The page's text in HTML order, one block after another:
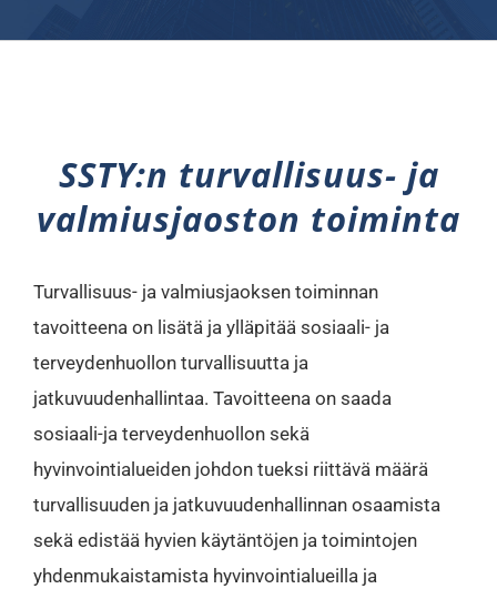
SSTY:n turvallisuus- ja
valmiusjaoston toiminta
Turvallisuus- ja valmiusjaoksen toiminnan
tavoitteena on lisätä ja ylläpitää sosiaali- ja
terveydenhuollon turvallisuutta ja
jatkuvuudenhallintaa. Tavoitteena on saada
sosiaali-ja terveydenhuollon sekä
hyvinvointialueiden johdon tueksi riittävä määrä
turvallisuuden ja jatkuvuudenhallinnan osaamista
sekä edistää hyvien käytäntöjen ja toimintojen
yhdenmukaistamista hyvinvointialueilla ja